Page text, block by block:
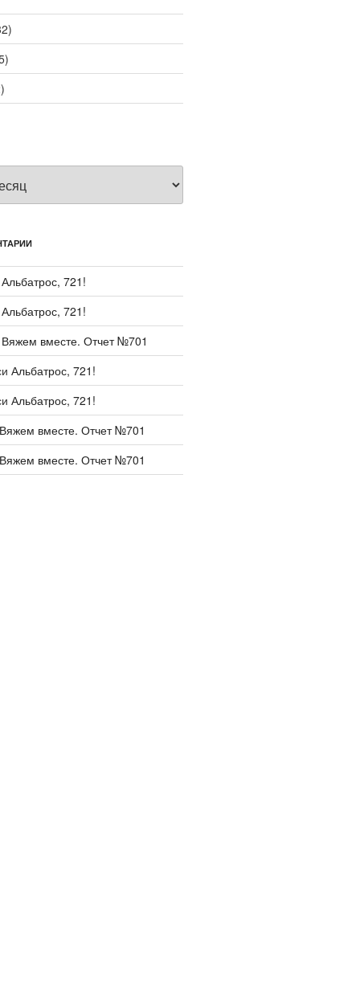
Альбатрос, 721!
Альбатрос, 721!
Вяжем вместе. Отчет №701
Альбатрос, 721!
Альбатрос, 721!
вместе. Отчет №701
вместе. Отчет №701